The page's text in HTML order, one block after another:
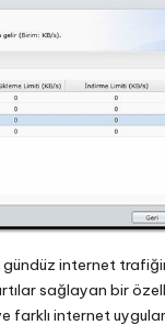
gündüz internet
sağlayan bir
internet